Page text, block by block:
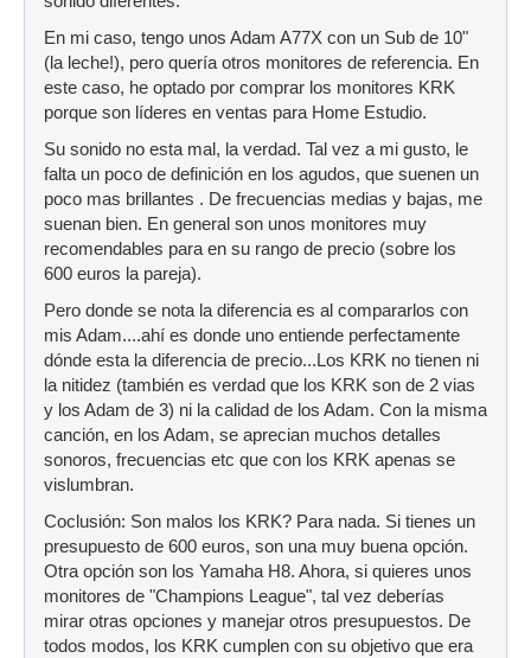
En mi caso, tengo unos Adam A77X con un Sub de 10"
(la leche!), pero quería otros monitores de referencia. En
este caso, he optado por comprar los monitores KRK
porque son líderes en ventas para Home Estudio.
Su sonido no esta mal, la verdad. Tal vez a mi gusto, le
falta un poco de definición en los agudos, que suenen un
poco mas brillantes . De frecuencias medias y bajas, me
suenan bien. En general son unos monitores muy
recomendables para en su rango de precio (sobre los
600 euros la pareja).
Pero donde se nota la diferencia es al compararlos con
mis Adam....ahí es donde uno entiende perfectamente
dónde esta la diferencia de precio...Los KRK no tienen ni
la nitidez (también es verdad que los KRK son de 2 vias
y los Adam de 3) ni la calidad de los Adam. Con la misma
canción, en los Adam, se aprecian muchos detalles
sonoros, frecuencias etc que con los KRK apenas se
vislumbran.
Coclusión: Son malos los KRK? Para nada. Si tienes un
presupuesto de 600 euros, son una muy buena opción.
Otra opción son los Yamaha H8. Ahora, si quieres unos
monitores de "Champions League", tal vez deberías
mirar otras opciones y manejar otros presupuestos. De
todos modos, los KRK cumplen con su objetivo que era